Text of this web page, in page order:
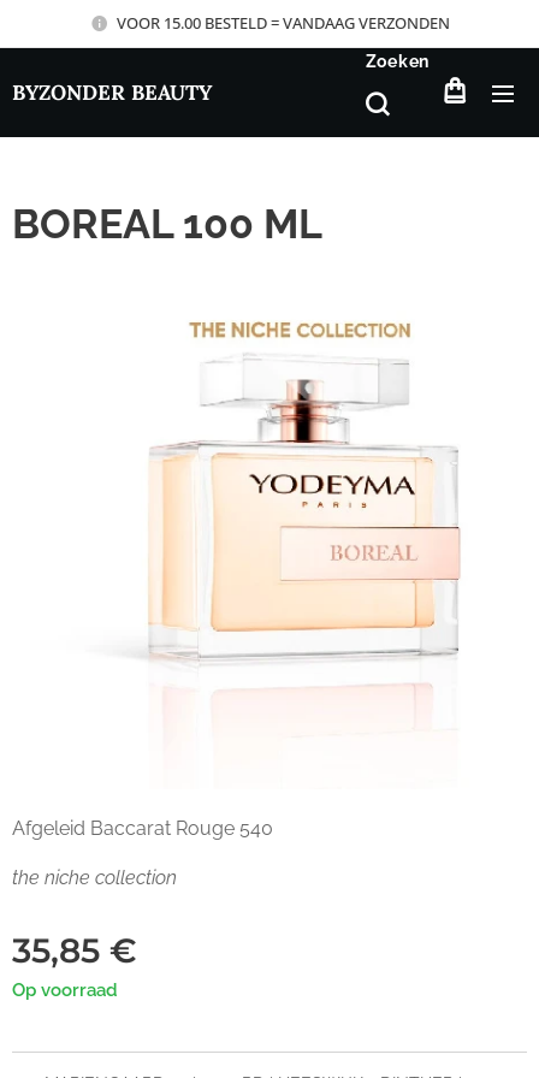
VOOR 15.00 BESTELD = VANDAAG VERZONDEN
BYZONDER BEAUTY
Zoeken
BOREAL 100 ML
Afgeleid Baccarat Rouge 540
the niche collection
35,85 €
Op voorraad